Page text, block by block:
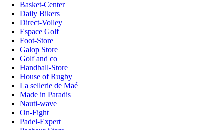
Basket-Center
Daily Bikers
Direct-Volley
Espace Golf
Foot-Store
Galop Store
Golf and co
Handball-Store
House of Rugby
La sellerie de Maé
Made in Paradis
Nauti-wave
On-Fight
Padel-Expert